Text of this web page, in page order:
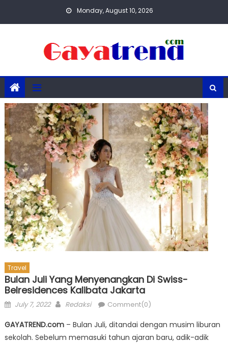
Monday, August 10, 2026
Travel
Bulan Juli Yang Menyenangkan Di Swiss-
Belresidences Kalibata Jakarta
Posted
July 7, 2022 Author
Redaksi Comment(0)
GAYATREND.com– Bulan Juli, ditandai dengan musim liburan
sekolah. Sebelum memasuki tahun ajaran baru, adik-adik